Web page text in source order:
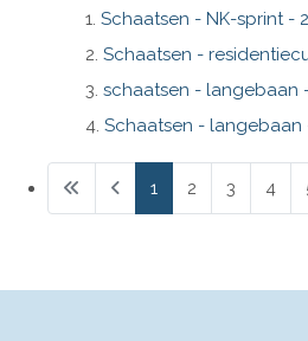
Schaatsen - NK-sprint -
Schaatsen -
schaatsen - langebaan
Schaatsen - langebaan
1 2 3 4